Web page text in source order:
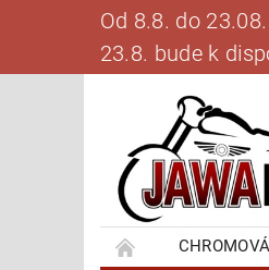
Od 8.8. do
23.8. bude k